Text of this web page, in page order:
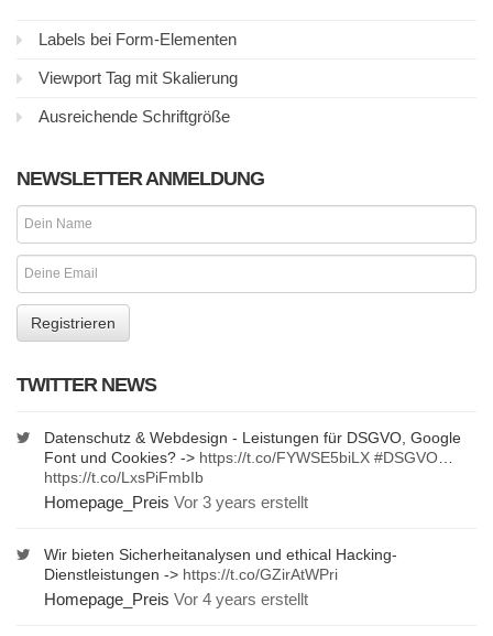
Labels bei Form-Elementen
Viewport Tag mit Skalierung
Ausreichende Schriftgröße
NEWSLETTER ANMELDUNG
TWITTER NEWS
Datenschutz & Webdesign - Leistungen für DSGVO, Google
Font und Cookies? -> https://t.co/FYWSE5biLX #DSGVO
https://t.co/LxsPiFmbIb
Homepage_Preis Vor 3 years erstellt
Wir bieten Sicherheitanalysen und ethical Hacking-
Dienstleistungen -> https://t.co/GZirAtWPri
Homepage_Preis Vor 4 years erstellt